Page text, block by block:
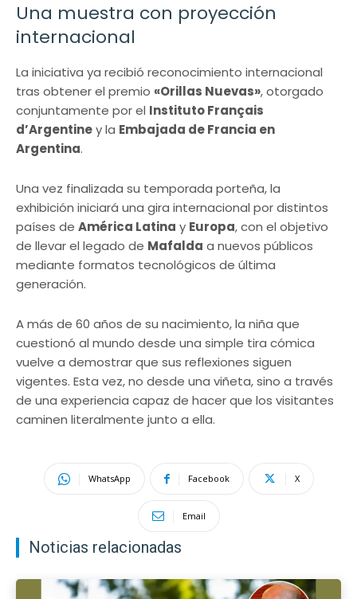
Una muestra con proyección
internacional
La iniciativa ya recibió reconocimiento internacional
tras obtener el premio «Orillas Nuevas», otorgado
conjuntamente por el Instituto Français
d’Argentiney la Embajada de Francia en
Argentina.
Una vez finalizada su temporada porteña, la
exhibición iniciará una gira internacional por distintos
países de América Latina y Europa, con el objetivo
de llevar el legado de Mafalda a nuevos públicos
mediante formatos tecnológicos de última
generación.
A más de 60 años de su nacimiento, la niña que
cuestionó al mundo desde una simple tira cómica
vuelve a demostrar que sus reflexiones siguen
vigentes. Esta vez, no desde una viñeta, sino a través
de una experiencia capaz de hacer que los visitantes
caminen literalmente junto a ella.
WhatsApp Facebook X
Email
Noticias relacionadas